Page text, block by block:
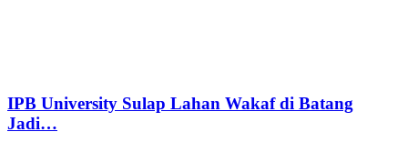
IPB University Sulap Lahan Wakaf di Batang
Jadi…